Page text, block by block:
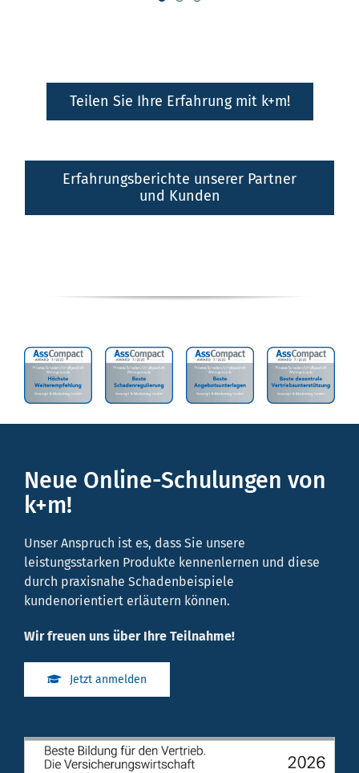
Teilen Sie Ihre Erfahrung mit k+m!
Erfahrungsberichte unserer Partner
und Kunden
Neue Online-Schulungen von
k+m!
Unser Anspruch ist es, dass Sie unsere
leistungsstarken Produkte kennenlernen und diese
durch praxisnahe Schadenbeispiele
kundenorientiert erläutern können.
Wir freuen uns über Ihre Teilnahme!
Jetzt anmelden